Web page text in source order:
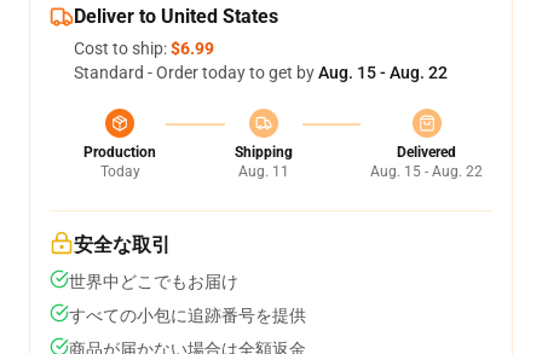
Deliver to United States
Cost to ship:$6.99
Standard - Order today to get byAug. 15 - Aug. 22
Production
Today
Shipping
Aug. 11
Delivered
Aug. 15 - Aug. 22
安全な取引
世界中どこでもお届け
すべての小包に追跡番号を提供
商品が届かない場合は全額返金